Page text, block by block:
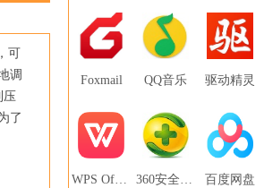
可
调
压
了
Foxmail QQ音乐 驱动精灵
WPS Office 360安全卫士 百度网盘